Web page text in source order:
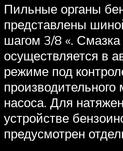
Пильные органы
представлены
шагом 3/8 «. Смазка
осуществляется в
режиме под
производительного
насоса. Для
устройстве
предусмотрен